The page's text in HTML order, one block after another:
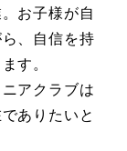
お子様が自
、自信を持
す。
アクラブは
ありたいと